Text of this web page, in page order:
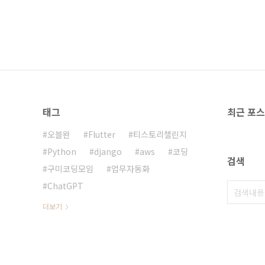
태그
오블완 Flutter
티스토리챌린지
Python
django aws
코딩
구미코딩모임
업무자동화
ChatGPT
더보기
최근 포
검색